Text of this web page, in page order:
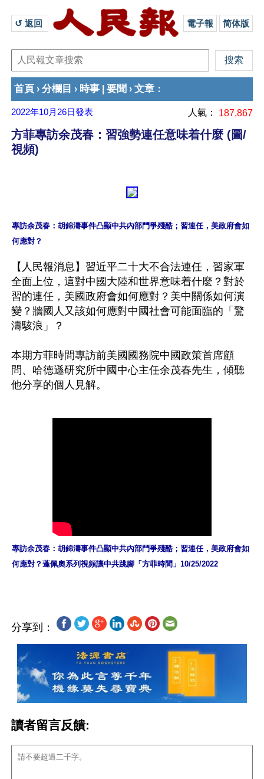
↺ 返回 電子報 简体版
首頁 › 分欄目 › 時事 要聞 › 文章 ：
2022年10月26日發表 人氣： 187,867
方菲專訪余茂春：習強勢連任意味着什麼 (圖/
視頻)
專訪余茂春：胡錦濤事件凸顯中共內部鬥爭殘酷；習連任，美政府會如
何應對？
【人民報消息】習近平二十大不合法連任，習家軍
全面上位，這對中國大陸和世界意味着什麼？對於
習的連任，美國政府會如何應對？美中關係如何演
變？牆國人又該如何應對中國社會可能面臨的「驚
濤駭浪」？
本期方菲時間專訪前美國國務院中國政策首席顧
問、哈德遜研究所中國中心主任余茂春先生，傾聽
專訪余茂春：胡錦濤事件凸顯中共內部鬥爭殘酷；習連任，美政府會如
何應對？蓬佩奧系列視頻讓中共跳腳「方菲時間」10/25/2022
分享到：
讀者留言反饋: